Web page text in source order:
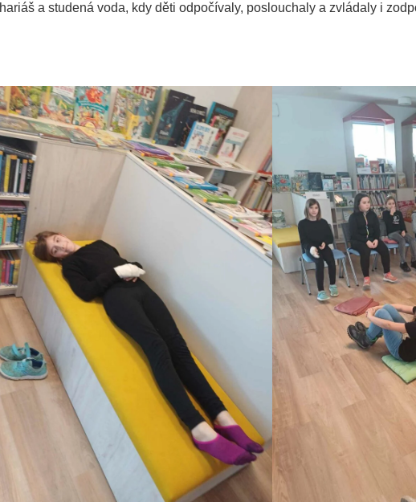
a studená voda, kdy děti odpočívaly, poslouchaly a zvládaly i